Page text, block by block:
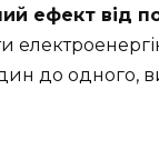
ефект від
до одного,